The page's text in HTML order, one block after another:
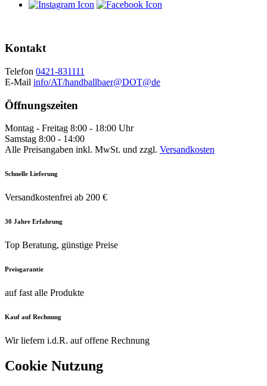
Kontakt
Telefon 0421-831111
E-Mail info/AT/handballbaer@DOT@de
Öffnungszeiten
Montag - Freitag 8:00 - 18:00 Uhr
Samstag 8:00 - 14:00
Alle Preisangaben inkl. MwSt. und zzgl. Versandkosten
Schnelle Lieferung
Versandkostenfrei ab 200 €
30 Jahre Erfahrung
Top Beratung, günstige Preise
Preisgarantie
auf fast alle Produkte
Kauf auf Rechnung
Wir liefern i.d.R. auf offene Rechnung
Cookie Nutzung